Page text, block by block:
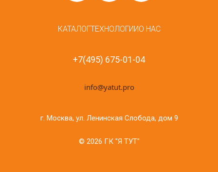
КАТАЛОГТЕХНОЛОГИИО НАС
+7(495) 675-01-04
info@yatut.pro
г. Москва, ул. Ленинская Слобода, дом 9
© 2026 ГК "Я ТУТ"